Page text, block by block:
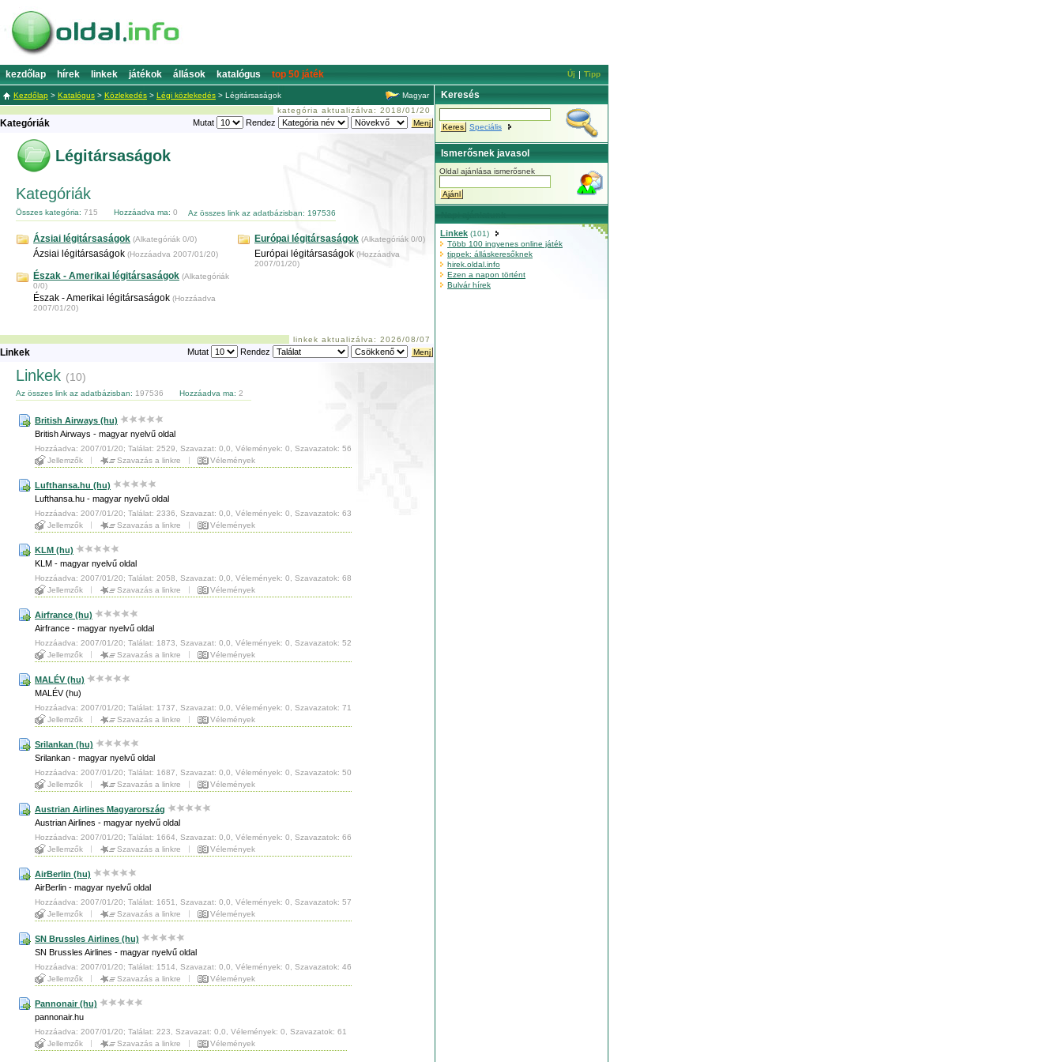
kezdőlap hírek linkek játékok állások katalógus top 50 játék Új Tipp
Kezdőlap > Katalógus > Közlekedés > Légi közlekedés > Légitársaságok
Magyar
kategória aktualizálva: 2018/01/20
Kategóriák Mutat Rendez
Légitársaságok
Kategóriák
Összes kategória: 715 Hozzáadva ma: 0 Az összes link az adatbázisban: 197536
Ázsiai légitársaságok (Alkategóriák 0/0)
Ázsiai légitársaságok (Hozzáadva 2007/01/20)
Észak - Amerikai légitársaságok (Alkategóriák
0/0)
Észak - Amerikai légitársaságok (Hozzáadva
2007/01/20)
Európai légitársaságok (Alkategóriák 0/0)
Európai légitársaságok (Hozzáadva
2007/01/20)
linkek aktualizálva: 2026/08/07
Linkek Mutat Rendez
Linkek (10)
Az összes link az adatbázisban: 197536 Hozzáadva ma: 2
British Airways (hu)
British Airways - magyar nyelvű oldal
Hozzáadva: 2007/01/20; Találat: 2529, Szavazat: 0,0, Vélemények: 0, Szavazatok: 56
Jellemzők
Szavazás a linkre Vélemények
Lufthansa.hu (hu)
Lufthansa.hu - magyar nyelvű oldal
Hozzáadva: 2007/01/20; Találat: 2336, Szavazat: 0,0, Vélemények: 0, Szavazatok: 63
Jellemzők
Szavazás a linkre Vélemények
KLM (hu)
KLM - magyar nyelvű oldal
Hozzáadva: 2007/01/20; Találat: 2058, Szavazat: 0,0, Vélemények: 0, Szavazatok: 68
Jellemzők
Szavazás a linkre Vélemények
Airfrance (hu)
Airfrance - magyar nyelvű oldal
Hozzáadva: 2007/01/20; Találat: 1873, Szavazat: 0,0, Vélemények: 0, Szavazatok: 52
Jellemzők
Szavazás a linkre Vélemények
MALÉV (hu)
MALÉV (hu)
Hozzáadva: 2007/01/20; Találat: 1737, Szavazat: 0,0, Vélemények: 0, Szavazatok: 71
Jellemzők
Szavazás a linkre Vélemények
Srilankan (hu)
Srilankan - magyar nyelvű oldal
Hozzáadva: 2007/01/20; Találat: 1687, Szavazat: 0,0, Vélemények: 0, Szavazatok: 50
Jellemzők
Szavazás a linkre Vélemények
Austrian Airlines Magyarország
Austrian Airlines - magyar nyelvű oldal
Hozzáadva: 2007/01/20; Találat: 1664, Szavazat: 0,0, Vélemények: 0, Szavazatok: 66
Jellemzők
Szavazás a linkre Vélemények
AirBerlin (hu)
AirBerlin - magyar nyelvű oldal
Hozzáadva: 2007/01/20; Találat: 1651, Szavazat: 0,0, Vélemények: 0, Szavazatok: 57
Jellemzők
Szavazás a linkre Vélemények
SN Brussles Airlines (hu)
SN Brussles Airlines - magyar nyelvű oldal
Hozzáadva: 2007/01/20; Találat: 1514, Szavazat: 0,0, Vélemények: 0, Szavazatok: 46
Jellemzők
Szavazás a linkre Vélemények
Pannonair (hu)
pannonair.hu
Hozzáadva: 2007/01/20; Találat: 223, Szavazat: 0,0, Vélemények: 0, Szavazatok: 61
Jellemzők
Szavazás a linkre Vélemények
Keresés
Speciális
Ismerősnek javasol
Oldal ajánlása ismerősnek
Linkek (101)
Több 100 ingyenes online játék
tippek: álláskeresőknek
hirek.oldal.info
Ezen a napon történt
Bulvár hírek